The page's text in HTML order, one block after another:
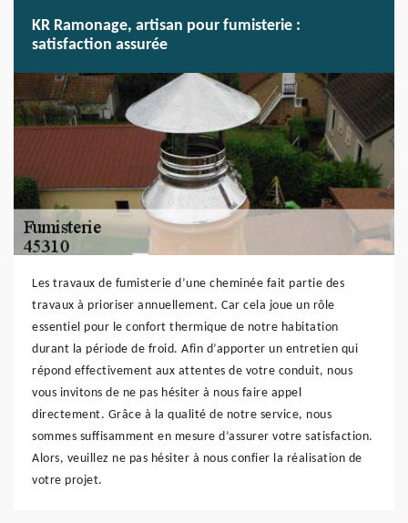
KR Ramonage, artisan pour fumisterie :
satisfaction assurée
Les travaux de fumisterie d’une cheminée fait partie des
travaux à prioriser annuellement. Car cela joue un rôle
essentiel pour le confort thermique de notre habitation
durant la période de froid. Afin d’apporter un entretien qui
répond effectivement aux attentes de votre conduit, nous
vous invitons de ne pas hésiter à nous faire appel
directement. Grâce à la qualité de notre service, nous
sommes suffisamment en mesure d’assurer votre satisfaction.
Alors, veuillez ne pas hésiter à nous confier la réalisation de
votre projet.